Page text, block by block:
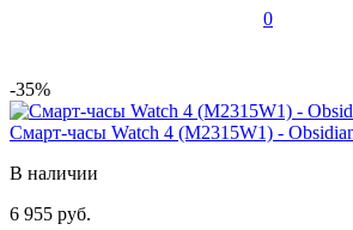
0
-35%
Смарт-часы Watch 4 (M2315W1) -
В наличии
6 955 руб.